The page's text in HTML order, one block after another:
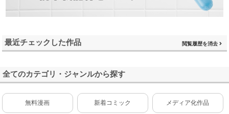
最近チェックした作品 閲覧履歴を消去
全てのカテゴリ・ジャンルから探す
無料漫画 新着コミック メディア化作品